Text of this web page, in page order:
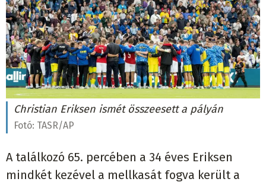
Christian Eriksen ismét összeesett a pályán
Fotó: TASR/AP
A találkozó 65. percében a 34 éves Eriksen
mindkét kezével a mellkasát fogva került a